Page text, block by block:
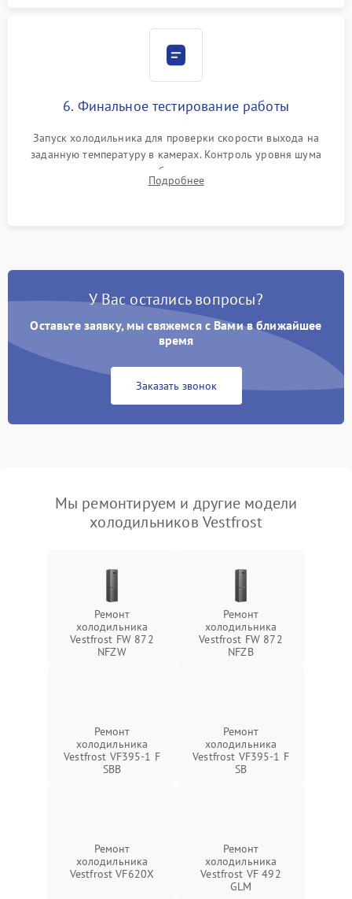
6. Финальное тестирование работы
Запуск холодильника для проверки скорости выхода на
заданную температуру в камерах. Контроль уровня шума
компрессора, отсутствия обмерзания стенок и корректного
срабатывания системы автоматической оттайки.
Подробнее
У Вас остались вопросы?
Оставьте заявку, мы свяжемся с Вами в ближайшее
время
Заказать звонок
Мы ремонтируем и другие модели
холодильников Vestfrost
Ремонт
холодильника
Vestfrost FW 872
NFZW
Ремонт
холодильника
Vestfrost FW 872
NFZВ
Ремонт
холодильника
Vestfrost VF395-1 F
SBB
Ремонт
холодильника
Vestfrost VF395-1 F
SB
Ремонт
холодильника
Vestfrost VF620X
Ремонт
холодильника
Vestfrost VF 492
GLM